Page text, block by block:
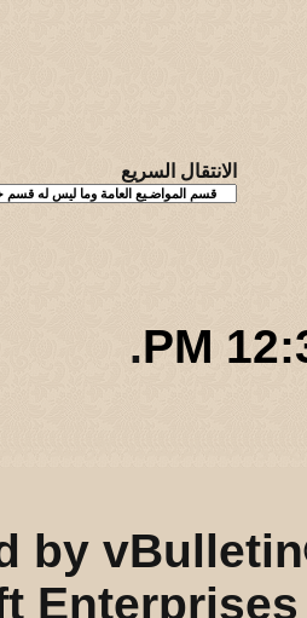
الانتقال السريع
.
by